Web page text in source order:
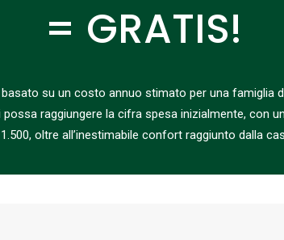
= GRATIS!
su un costo annuo stimato per una famiglia
raggiungere la cifra spesa inizialmente, con
oltre all’inestimabile confort raggiunto dalla